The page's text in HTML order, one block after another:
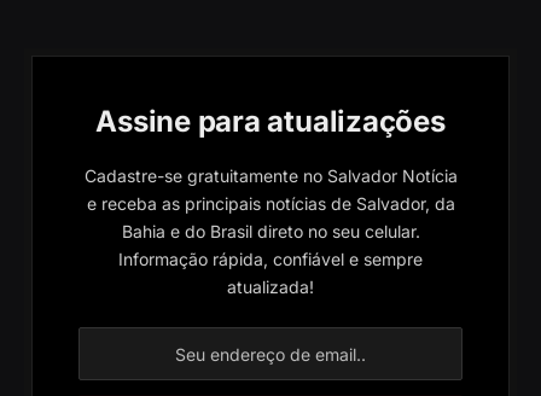
Assine para atualizações
Cadastre-se gratuitamente no Salvador Notícia
e receba as principais notícias de Salvador, da
Bahia e do Brasil direto no seu celular.
Informação rápida, confiável e sempre
atualizada!